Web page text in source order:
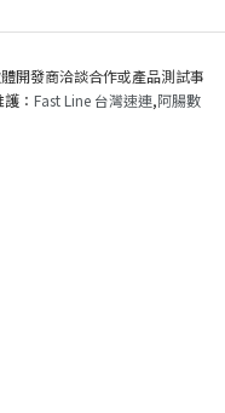
開發商洽談合作或產品測試事
： Fast Line 台灣速連,阿腸數